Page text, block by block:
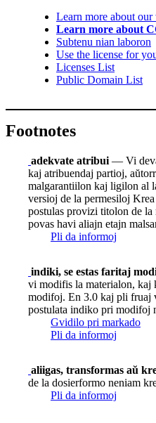
Learn more about
Learn more about
Subtenu nian laboron
Use the license for
Licenses List
Public Domain List
Footnotes
adekvate atribui — Vi
kaj atribuendaj partioj,
malgarantiilon kaj ligilon al
versioj de la permesiloj
postulas provizi titolon de la
povas havi aliajn etajn
Pli da informoj
indiki, se estas faritaj
vi modifis la materialon, kaj
modifoj. En 3.0 kaj pli fruaj
postulata indiko pri modifoj
Gvidilo pri markado
Pli da informoj
aliigas, transformas aŭ
de la dosierformo neniam
Pli da informoj